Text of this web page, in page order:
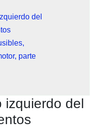
del
parte
izquierdo del